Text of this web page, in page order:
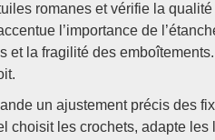
romanes et vérifie la
l’importance de
et la fragilité des
un ajustement précis des
choisit les crochets, adapte